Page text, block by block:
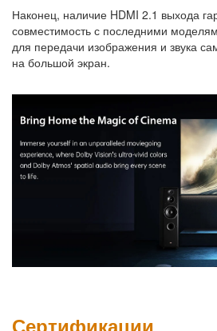
Наконец, наличие HDMI 2.1 выхода
совместимость с последними
для передачи изображения и звука
на большой экран.